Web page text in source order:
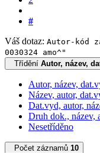
#
Váš dotaz: Autor-kód
0030324 amo^"
Třídění Autor, název,
Autor, název,
Název, autor,
Dat.vyd, autor,
Druh dok., název,
Nesetříděno
Počet záznamů 10